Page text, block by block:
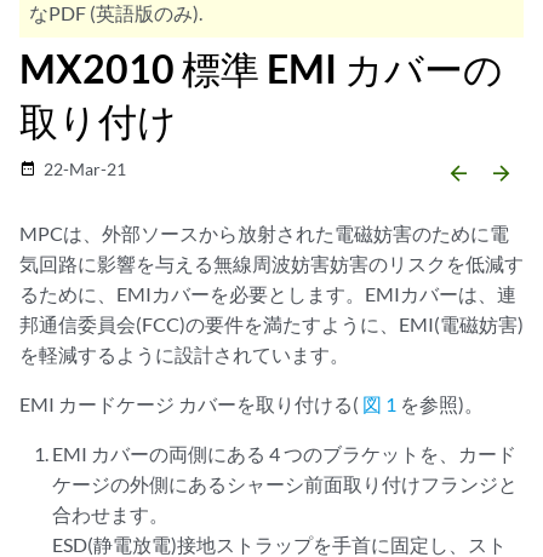
なPDF (英語版のみ).
MX2010 標準 EMI カバーの
取り付け
date_range 22-Mar-21 arrow_backward arrow_forward
MPCは、外部ソースから放射された電磁妨害のために電
気回路に影響を与える無線周波妨害妨害のリスクを低減す
るために、EMIカバーを必要とします。EMIカバーは、連
邦通信委員会(FCC)の要件を満たすように、EMI(電磁妨害)
を軽減するように設計されています。
EMI カードケージ カバーを取り付ける( 図 1 を参照)。
EMI カバーの両側にある 4 つのブラケットを、カード
ケージの外側にあるシャーシ前面取り付けフランジと
合わせます。
ESD(静電放電)接地ストラップを手首に固定し、スト